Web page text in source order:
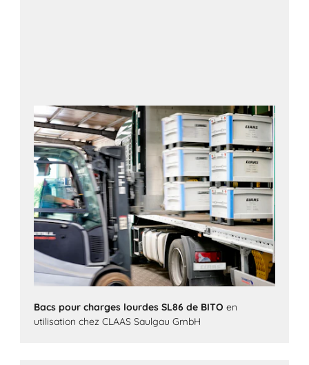
Bacs pour charges lourdes SL86 de BITO en
utilisation chez CLAAS Saulgau GmbH